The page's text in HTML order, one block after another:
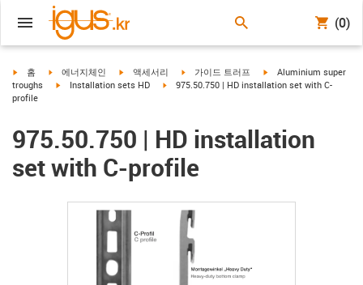
(0)
igus-icon-arrow-right
홈 igus-icon-arrow-right
에너지체인 igus-icon-arrow-right
액세서리 igus-icon-arrow-right
가이드 트러프 igus-icon-arrow-right
Aluminium super
troughs
igus-icon-arrow-right
Installation sets HD igus-icon-arrow-right
975.50.750 | HD installation set with C-
profile
975.50.750 | HD installation
set with C-profile